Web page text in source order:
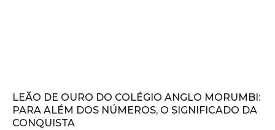
LEÃO DE OURO DO COLÉGIO ANGLO MORUMBI:
PARA ALÉM DOS NÚMEROS, O SIGNIFICADO DA
CONQUISTA